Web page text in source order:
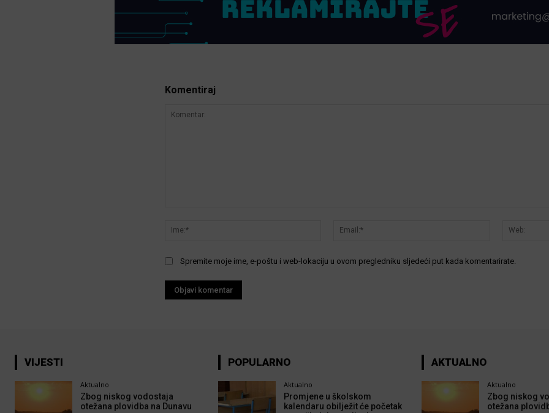
Komentiraj
Ime:*
Email:*
Spremite moje ime, e-poštu i web-lokaciju u ovom pregledniku sljedeći put kada komentarirate.
VIJESTI
Aktualno
Zbog niskog vodostaja
otežana plovidba na Dunavu
POPULARNO
Aktualno
Promjene u školskom
kalendaru obilježit će početak
AKTUALNO
Aktualno
Zbog niskog
otežana